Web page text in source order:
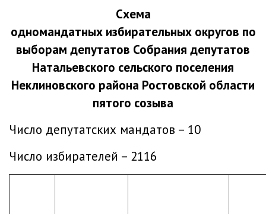
Схема
одномандатных избирательных округов по
выборам депутатов Собрания депутатов
Натальевского сельского поселения
Неклиновского района Ростовской области
пятого созыва
Число депутатских мандатов – 10
Число избирателей – 2116